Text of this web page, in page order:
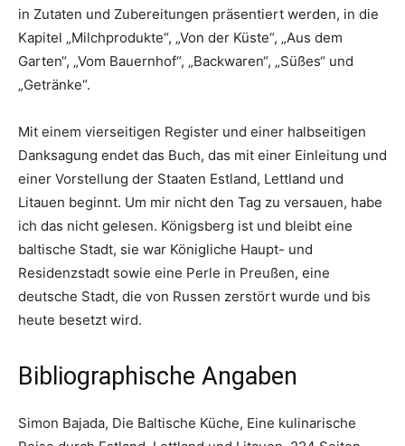
in Zutaten und Zubereitungen präsentiert werden, in die
Kapitel „Milchprodukte“, „Von der Küste“, „Aus dem
Garten“, „Vom Bauernhof“, „Backwaren“, „Süßes“ und
„Getränke“.
Mit einem vierseitigen Register und einer halbseitigen
Danksagung endet das Buch, das mit einer Einleitung und
einer Vorstellung der Staaten Estland, Lettland und
Litauen beginnt. Um mir nicht den Tag zu versauen, habe
ich das nicht gelesen. Königsberg ist und bleibt eine
baltische Stadt, sie war Königliche Haupt- und
Residenzstadt sowie eine Perle in Preußen, eine
deutsche Stadt, die von Russen zerstört wurde und bis
heute besetzt wird.
Bibliographische Angaben
Simon Bajada, Die Baltische Küche, Eine kulinarische